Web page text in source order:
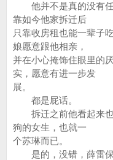
他并不是真的没有任
靠如今他家拆迁后
只靠收房租也能一辈子
娘愿意跟他相亲，
并在小心掩饰住眼里的
实，愿意有进一步发
展。
都是屁话。
拆迁之前他看起来也
狗的女生，也就一
个苏琳而已。
是的，没错，薛雷保